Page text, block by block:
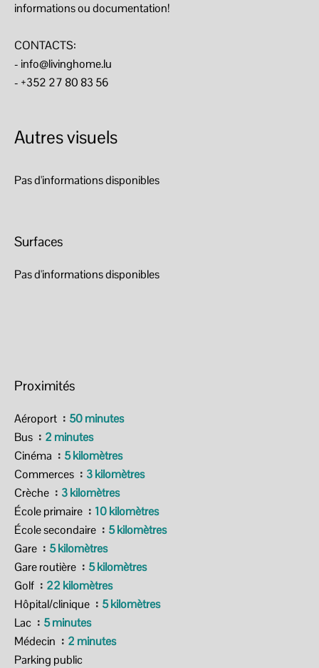
informations ou documentation!
CONTACTS:
- info@livinghome.lu
- +352 27 80 83 56
Autres visuels
Pas d'informations disponibles
Surfaces
Pas d'informations disponibles
Proximités
Aéroport
50 minutes
Bus
2 minutes
Cinéma
5 kilomètres
Commerces
3 kilomètres
Crèche
3 kilomètres
École primaire
10 kilomètres
École secondaire
5 kilomètres
Gare
5 kilomètres
Gare routière
5 kilomètres
Golf
22 kilomètres
Hôpital/clinique
5 kilomètres
Lac
5 minutes
Médecin
2 minutes
Parking public